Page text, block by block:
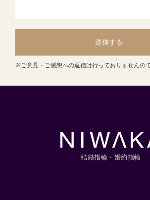
送信する
※ご意見・ご感想への返信は行っておりませんの
結婚指輪・婚約指輪